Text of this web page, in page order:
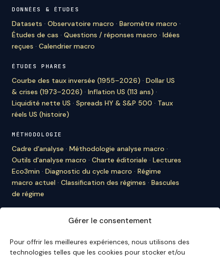
Gérer le consentement
Pour offrir les meilleures expériences, nous utilisons des
technologies telles que les cookies pour stocker et/ou
DONNÉES & ÉTUDES
Datasets · Observatoire macro · Baromètre macro ·
Études de cas · Questions / réponses macro · Idées
reçues · Calendrier macro
ÉTUDES PHARES
Courbe des taux inversée (1955–2026) · Dollar US
& crises (1973–2026) · Inflation US (113 ans) ·
Liquidité nette US · Spreads HY & S&P 500 · Taux
réels US (histoire)
MÉTHODOLOGIE
Cadre d'analyse · Méthodologie analyse macro ·
Outils d'analyse macro · Charte éditoriale · Lectures
Eco3min · Diagnostic du cycle macro · Régime
macro actuel · Classification des régimes · Bascules
de régime
nous citent· Mentions légales·Contact